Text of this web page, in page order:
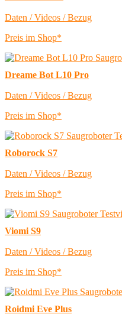
Daten / Videos / Bezug
Preis im Shop*
Dreame Bot L10 Pro
Daten / Videos / Bezug
Preis im Shop*
Roborock S7
Daten / Videos / Bezug
Preis im Shop*
Viomi S9
Daten / Videos / Bezug
Preis im Shop*
Roidmi Eve Plus